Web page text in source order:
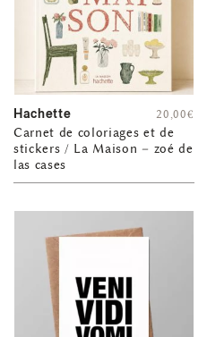
Hachette
Carnet de coloriages et de
stickers / La Maison – zoé de
las cases
20,00€